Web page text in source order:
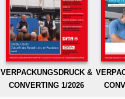
VERPACKUNGSDRUCK &
CONVERTING 1/2026